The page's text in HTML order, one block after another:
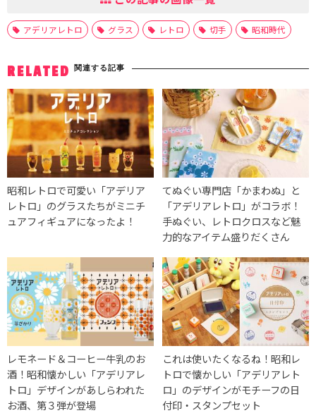
アデリアレトロ グラス レトロ 切手 昭和時代
RELATED 関連する記事
昭和レトロで可愛い「アデリア
レトロ」のグラスたちがミニチ
ュアフィギュアになったよ！
てぬぐい専門店「かまわぬ」と
「アデリアレトロ」がコラボ！
手ぬぐい、レトロクロスなど魅
力的なアイテム盛りだくさん
レモネード＆コーヒー牛乳のお
酒！昭和懐かしい「アデリアレ
トロ」デザインがあしらわれた
お酒、第３弾が登場
これは使いたくなるね！昭和レ
トロで懐かしい「アデリアレト
ロ」のデザインがモチーフの日
付印・スタンプセット